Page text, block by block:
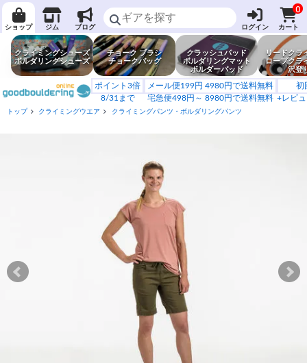
ショップ ジム ブログ ログイン
0
カート
クライミングシューズ
ボルダリングシューズ
チョーク ブラシ
チョークバッグ
クラッシュパッド
ボルダリングマット
ボルダーパッド
リードクラ
ロープクラ
沢登
ポイント3倍
8/31まで
メール便199円 4980円で送料無料
宅急便498円～ 8980円で送料無料
初
+レビ
トップ クライミングウエア クライミングパンツ・ボルダリングパンツ